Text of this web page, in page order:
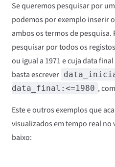
Se queremos pesquisar por
podemos por exemplo inserir
ambos os termos de
pesquisar por todos os
ou igual a 1971 e cuja data
basta escrever
data_final:<=1980 ,
Este e outros exemplos que
visualizados em tempo real no
baixo: